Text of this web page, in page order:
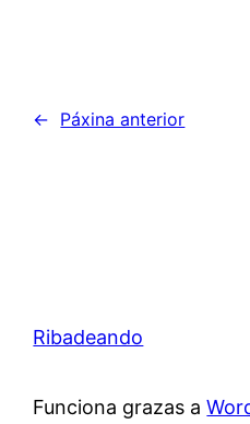
← Páxina anterior
Ribadeando
Funciona grazas a